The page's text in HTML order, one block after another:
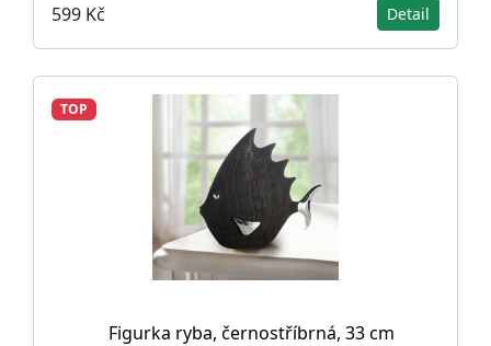
599 Kč Detail
TOP
Figurka ryba, černostříbrná, 33 cm